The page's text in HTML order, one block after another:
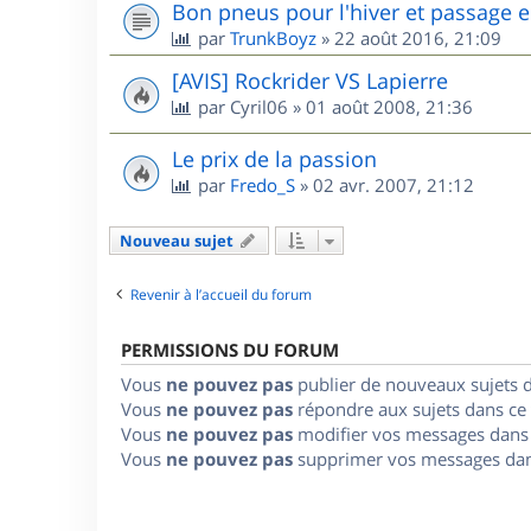
Bon pneus pour l'hiver et passage
par TrunkBoyz » 22 août 2016, 21:09
[AVIS] Rockrider VS Lapierre
par Cyril06 » 01 août 2008, 21:36
Le prix de la passion
par Fredo_S » 02 avr. 2007, 21:12
Nouveau sujet
Revenir à l’accueil du forum
PERMISSIONS DU FORUM
Vous ne pouvez pas publier de nouveaux sujets
Vous ne pouvez pas répondre aux sujets dans
Vous ne pouvez pas modifier vos messages
Vous ne pouvez pas supprimer vos messages